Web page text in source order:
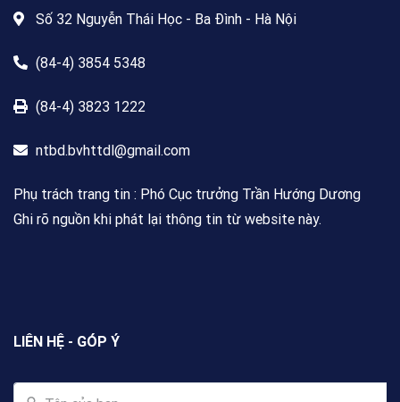
Số 32 Nguyễn Thái Học - Ba Đình - Hà Nội
(84-4) 3854 5348
(84-4) 3823 1222
ntbd.bvhttdl@gmail.com
Phụ trách trang tin : Phó Cục trưởng Trần Hướng Dương
Ghi rõ nguồn khi phát lại thông tin từ website này.
LIÊN HỆ - GÓP Ý